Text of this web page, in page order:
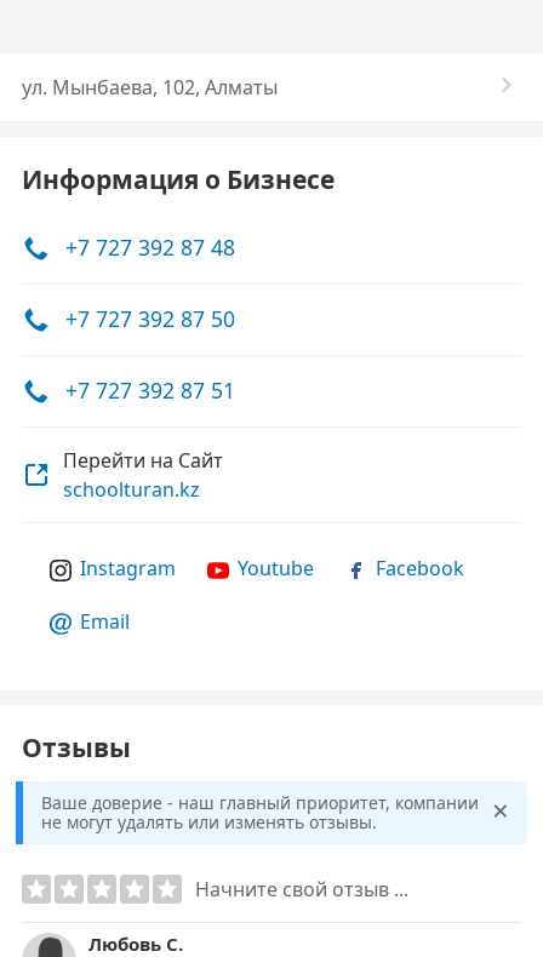
ул. Мынбаева, 102, Алматы
Информация о Бизнесе
+7 727 392 87 48
+7 727 392 87 50
+7 727 392 87 51
Перейти на Сайт
schoolturan.kz
Instagram Youtube
Facebook
Email
Отзывы
Ваше доверие - наш главный приоритет, компании
не могут удалять или изменять отзывы.
×
Начните свой отзыв ...
Любовь С.